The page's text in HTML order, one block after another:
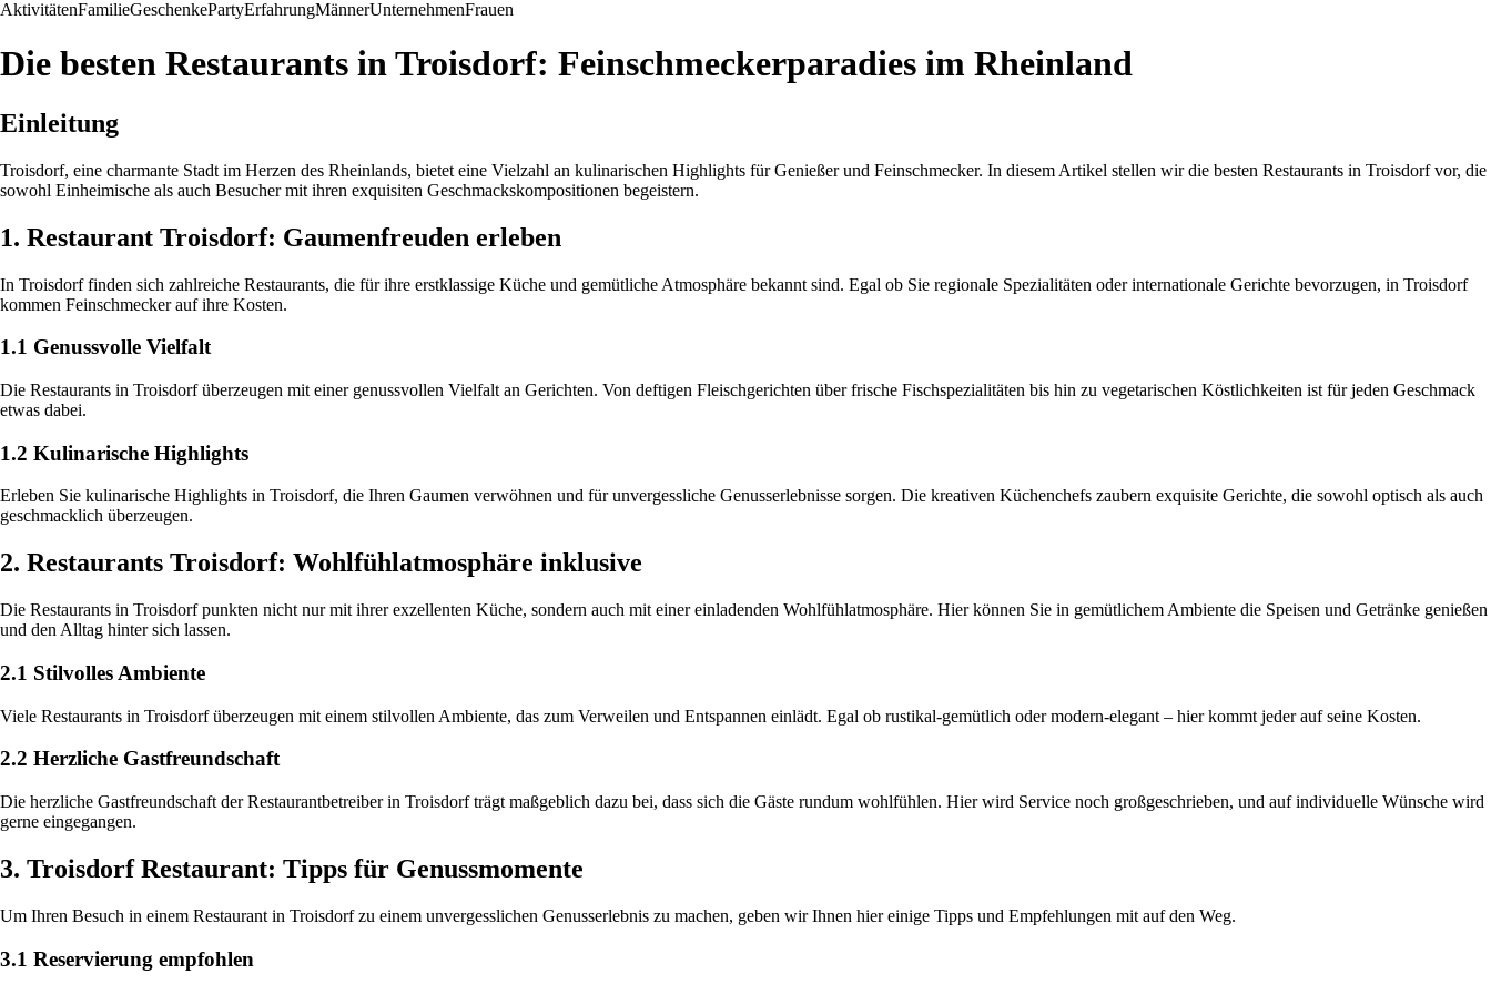
AktivitätenFamilieGeschenkePartyErfahrungMännerUnternehmenFrauen
Die besten Restaurants in Troisdorf: Feinschmeckerparadies im Rheinland
Einleitung
Troisdorf, eine charmante Stadt im Herzen des Rheinlands, bietet eine Vielzahl an kulinarischen Highlights für Genießer und Feinschmecker. In diesem Artikel stellen wir die besten Restaurants in Troisdorf vor, die
sowohl Einheimische als auch Besucher mit ihren exquisiten Geschmackskompositionen begeistern.
1. Restaurant Troisdorf: Gaumenfreuden erleben
In Troisdorf finden sich zahlreiche Restaurants, die für ihre erstklassige Küche und gemütliche Atmosphäre bekannt sind. Egal ob Sie regionale Spezialitäten oder internationale Gerichte bevorzugen, in Troisdorf
kommen Feinschmecker auf ihre Kosten.
1.1 Genussvolle Vielfalt
Die Restaurants in Troisdorf überzeugen mit einer genussvollen Vielfalt an Gerichten. Von deftigen Fleischgerichten über frische Fischspezialitäten bis hin zu vegetarischen Köstlichkeiten ist für jeden Geschmack
etwas dabei.
1.2 Kulinarische Highlights
Erleben Sie kulinarische Highlights in Troisdorf, die Ihren Gaumen verwöhnen und für unvergessliche Genusserlebnisse sorgen. Die kreativen Küchenchefs zaubern exquisite Gerichte, die sowohl optisch als auch
geschmacklich überzeugen.
2. Restaurants Troisdorf: Wohlfühlatmosphäre inklusive
Die Restaurants in Troisdorf punkten nicht nur mit ihrer exzellenten Küche, sondern auch mit einer einladenden Wohlfühlatmosphäre. Hier können Sie in gemütlichem Ambiente die Speisen und Getränke genießen
und den Alltag hinter sich lassen.
2.1 Stilvolles Ambiente
Viele Restaurants in Troisdorf überzeugen mit einem stilvollen Ambiente, das zum Verweilen und Entspannen einlädt. Egal ob rustikal-gemütlich oder modern-elegant – hier kommt jeder auf seine Kosten.
2.2 Herzliche Gastfreundschaft
Die herzliche Gastfreundschaft der Restaurantbetreiber in Troisdorf trägt maßgeblich dazu bei, dass sich die Gäste rundum wohlfühlen. Hier wird Service noch großgeschrieben, und auf individuelle Wünsche wird
gerne eingegangen.
3. Troisdorf Restaurant: Tipps für Genussmomente
Um Ihren Besuch in einem Restaurant in Troisdorf zu einem unvergesslichen Genusserlebnis zu machen, geben wir Ihnen hier einige Tipps und Empfehlungen mit auf den Weg.
3.1 Reservierung empfohlen